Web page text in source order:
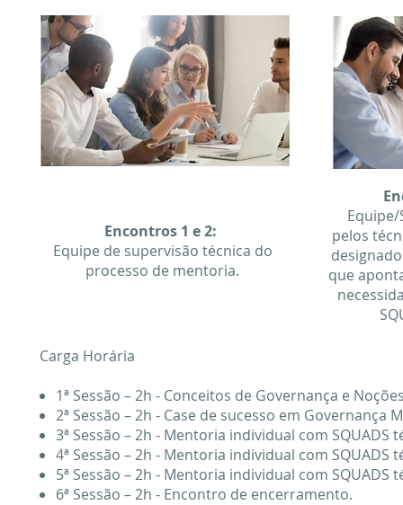
Encontros 1 e 2:
Equipe de supervisão técnica do
processo de mentoria.
Equipe/
pelos
que
Carga Horária
1ª Sessão – 2h - Conceitos de Governança e
2ª Sessão – 2h - Case de sucesso em
3ª Sessão – 2h - Mentoria individual com SQUADS
4ª Sessão – 2h - Mentoria individual com SQUADS
5ª Sessão – 2h - Mentoria individual com SQUADS
6ª Sessão – 2h - Encontro de encerramento.